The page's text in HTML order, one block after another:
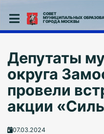
СОВЕТ
МУНИЦИПАЛЬНЫХ
ГОРОДА МОСКВЫ
Депутаты
округа
провели
акции
07.03.2024